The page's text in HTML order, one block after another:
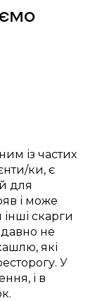
із частих
ки, є
для
і може
інші скарги
не
які
У
і в